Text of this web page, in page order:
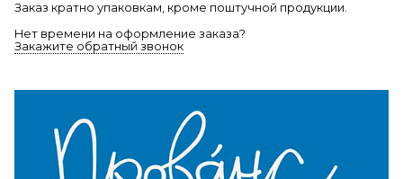
Заказ кратно упаковкам, кроме поштучной продукции.
Нет времени на оформление заказа?
Закажите обратный звонок